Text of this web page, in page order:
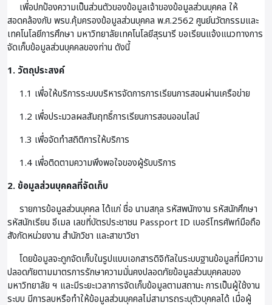
เพื่อปกป้องความเป็นส่วนตัวของข้อมูลเจ้าของข้อมูลส่วนบุคคล ให้
สอดคล้องกับ พรบ.คุ้มครองข้อมูลส่วนบุคคล พ.ศ.2562 ศูนย์นวัตกรรมและ
เทคโนโลยีการศึกษา มหาวิทยาลัยเทคโนโลยีสุรนารี ขอเรียนแจ้งแนวทางการ
จัดเก็บข้อมูลส่วนบุคคลของท่าน ดังนี้
1. วัตถุประสงค์
1.1 เพื่อให้บริการระบบบริหารจัดการการเรียนการสอนผ่านเครือข่าย
1.2 เพื่อประมวลผลสัมฤทธิ์การเรียนการสอนออนไลน์
1.3 เพื่อจัดทำสถิติการให้บริการ
1.4 เพื่อติดตามความพึงพอใจของผู้รับบริการ
2. ข้อมูลส่วนบุคคลที่จัดเก็บ
รายการข้อมูลส่วนบุคคล ได้แก่ ชื่อ นามสกุล รหัสพนักงาน รหัสนักศึกษา
รหัสนักเรียน อีเมล เลขที่บัตรประชาชน Passport ID เบอร์โทรศัพท์มือถือ
สังกัดหน่วยงาน สำนักวิชา และสาขาวิชา
โดยข้อมูลจะถูกจัดเก็บในรูปแบบเอกสารดิจิทัลในระบบฐานข้อมูลที่มีความ
ปลอดภัยตามมาตรการรักษาความมั่นคงปลอดภัยข้อมูลส่วนบุคคลของ
มหาวิทยาลัย ฯ และมีระยะเวลาการจัดเก็บข้อมูลตามสถานะ การเป็นผู้ใช้งาน
ระบบ มีการลบหรือทำให้ข้อมูลส่วนบุคคลไม่สามารถระบุตัวบุคคลได้ เมื่อผู้